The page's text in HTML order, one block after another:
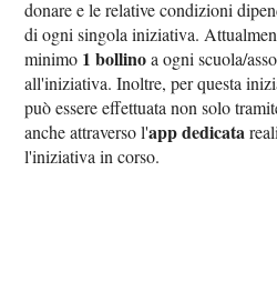
donare e le relative condizioni
di ogni singola iniziativa.
minimo 1 bollinoa ogni scuola/
all'iniziativa. Inoltre, per questa
può essere effettuata non solo
anche attraverso l'app dedicata
l'iniziativa in corso.